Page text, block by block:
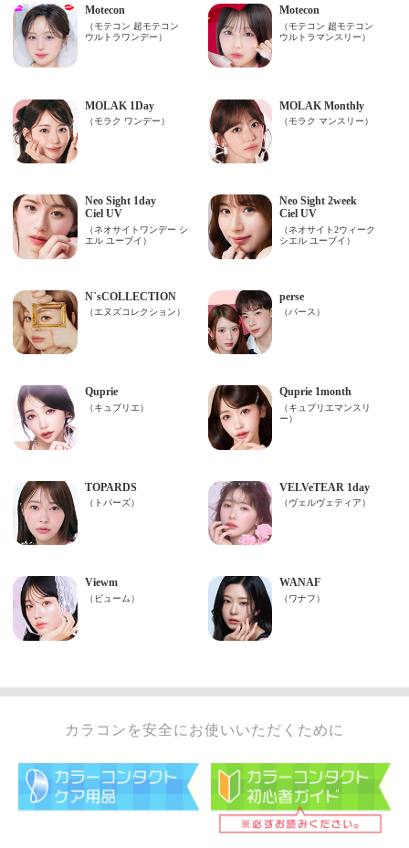
カラコンを安全にお使いいただくために